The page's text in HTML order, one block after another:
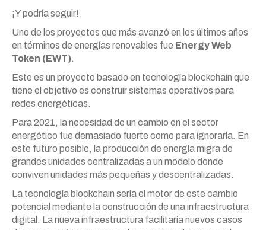
¡Y podría seguir!
Uno de los proyectos que más avanzó en los últimos años
en términos de energías renovables fue Energy Web
Token (EWT).
Este es un proyecto basado en tecnología blockchain que
tiene el objetivo es construir sistemas operativos para
redes energéticas.
Para 2021, la necesidad de un cambio en el sector
energético fue demasiado fuerte como para ignorarla. En
este futuro posible, la producción de energía migra de
grandes unidades centralizadas a un modelo donde
conviven unidades más pequeñas y descentralizadas.
La tecnología blockchain sería el motor de este cambio
potencial mediante la construcción de una infraestructura
digital. La nueva infraestructura facilitaría nuevos casos